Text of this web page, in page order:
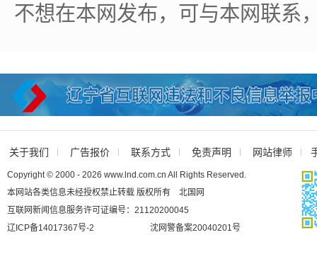
不想在本网发布，可与本网联系
关于我们 广告报价 联系方式 免责声明 网站律师
Copyright © 2000 - 2026 www.lnd.com.cn All Rights Reserved.
本网站各类信息未经授权禁止转载 版权所有 北国网
互联网新闻信息服务许可证编号：21120200045
辽ICP备14017367号-2
沈网警备案20040201号